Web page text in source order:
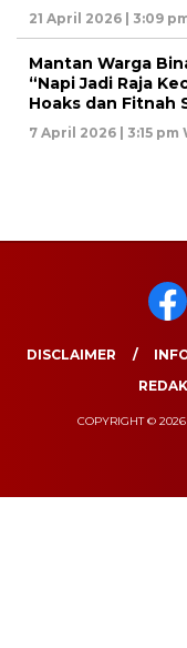
21 April 2026 | 3:09
Mantan Warga
“Napi Jadi Raja
Hoaks dan Fitnah
7 April 2026 | 3:15 pm
DISCLAIMER
COPYRIGHT ©